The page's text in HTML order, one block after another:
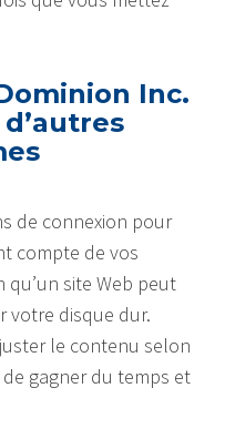
Inc.
de connexion pour
compte de vos
site Web peut
votre disque dur.
le contenu selon
gagner du temps et